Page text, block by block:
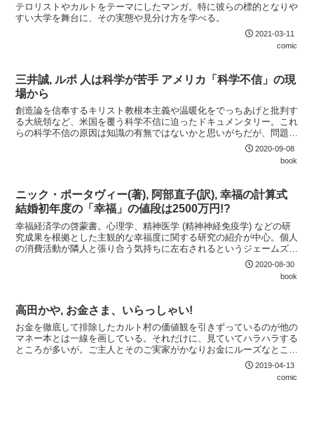
テロリストやカルトをテーマにしたマンガ。特に彼らの標的となりや
すい大学を舞台に、その実態や見分け方を学べる。
2021-03-11
comic
三井誠, ルポ 人は科学が苦手 アメリカ「科学不信」の現
場から
創造論を信奉するキリスト教根本主義や温暖化をでっちあげと批判す
る大統領など、米国を覆う科学不信に迫ったドキュメンタリー。これ
らの科学不信の原因は知識の有無ではないかと思いがちだが、問題は
そう単純ではない。そもそも人が知識に基づいて理性的に行動する存
在というのが思い込みで、何かを決めるときに理性に頼る啓蒙主義も
18世紀から広がった最近の流行に過ぎない。学校の先生から教えら
れ直感にも合う創造論を信じてしまう子供がいるの...
2020-09-08
book
ニック・ポータヴィー(著), 阿部直子(訳), 幸福の計算式
結婚初年度の「幸福」の値段は2500万円!?
幸福経済学の啓蒙書。心理学、精神医学 (精神神経免疫学) などの研
究成果を根拠とした主観的な幸福度に関する研究の紹介が中心。個人
の消費活動が隣人と張り合う気持ちに左右されるというジェームズ・
デューゼンベリーの相対所得仮説は、ミルトン・フリードマンの恒常
所得仮説と相容れないこともあり、主流派経済学からは軽視されてい
た。しかしながら、金持ちはたいてい貧乏人よりも貯蓄率が高いのに
うまく説明できるのは相対所得仮説の方だ。ま...
2020-08-30
book
高田かや, お金さま、いらっしゃい!
お金を徹底して排除したカルト村の価値観を引きずっているのが他の
マネー本とは一線を画している。それだけに、見ていてハラハラする
ところが多いが。ご主人とそのご実家がかなりお金にルーズなところ
2019-04-13
comic